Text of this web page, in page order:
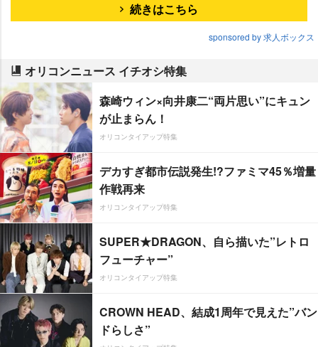
続きはこちら
sponsored by 求人ボックス
オリコンニュース イチオシ特集
森崎ウィン×向井康二“両片思い”にキュン
が止まらん！
オリコンタイアップ特集
デカすぎ都市伝説発生!?ファミマ45％増量
作戦再来
オリコンタイアップ特集
SUPER★DRAGON、自ら描いた”レトロ
フューチャー”
オリコンタイアップ特集
CROWN HEAD、結成1周年で見えた”バン
ドらしさ”